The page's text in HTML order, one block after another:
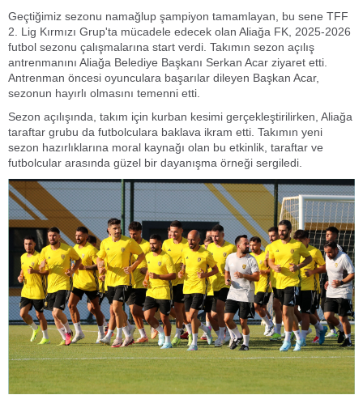
Geçtiğimiz sezonu namağlup şampiyon tamamlayan, bu sene TFF
2. Lig Kırmızı Grup'ta mücadele edecek olan Aliağa FK, 2025-2026
futbol sezonu çalışmalarına start verdi. Takımın sezon açılış
antrenmanını Aliağa Belediye Başkanı Serkan Acar ziyaret etti.
Antrenman öncesi oyunculara başarılar dileyen Başkan Acar,
sezonun hayırlı olmasını temenni etti.
Sezon açılışında, takım için kurban kesimi gerçekleştirilirken, Aliağa
taraftar grubu da futbolculara baklava ikram etti. Takımın yeni
sezon hazırlıklarına moral kaynağı olan bu etkinlik, taraftar ve
futbolcular arasında güzel bir dayanışma örneği sergiledi.